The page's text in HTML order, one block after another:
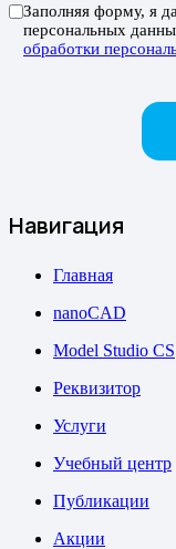
Заполняя форму, я
персональных
обработки
Навигация
Главная
nanoCAD
Model Studio CS
Реквизитор
Услуги
Учебный центр
Публикации
Акции